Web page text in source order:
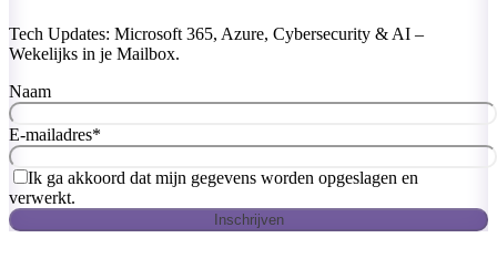
Tech Updates: Microsoft 365, Azure, Cybersecurity & AI –
Wekelijks in je Mailbox.
Naam
E-mailadres*
Ik ga akkoord dat mijn gegevens worden opgeslagen en
verwerkt.
Inschrijven